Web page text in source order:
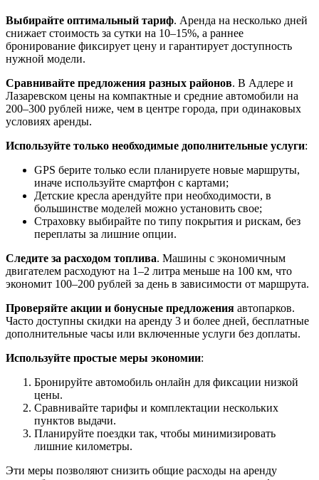
Выбирайте оптимальный тариф. Аренда на несколько дней
снижает стоимость за сутки на 10–15%, а раннее
бронирование фиксирует цену и гарантирует доступность
нужной модели.
Сравнивайте предложения разных районов. В Адлере и
Лазаревском цены на компактные и средние автомобили на
200–300 рублей ниже, чем в центре города, при одинаковых
условиях аренды.
Используйте только необходимые дополнительные услуги:
GPS берите только если планируете новые маршруты,
иначе используйте смартфон с картами;
Детские кресла арендуйте при необходимости, в
большинстве моделей можно установить свое;
Страховку выбирайте по типу покрытия и рискам, без
переплаты за лишние опции.
Следите за расходом топлива. Машины с экономичным
двигателем расходуют на 1–2 литра меньше на 100 км, что
экономит 100–200 рублей за день в зависимости от маршрута.
Проверяйте акции и бонусные предложения автопарков.
Часто доступны скидки на аренду 3 и более дней, бесплатные
дополнительные часы или включенные услуги без доплаты.
Используйте простые меры экономии:
Бронируйте автомобиль онлайн для фиксации низкой
цены.
Сравнивайте тарифы и комплектации нескольких
пунктов выдачи.
Планируйте поездки так, чтобы минимизировать
лишние километры.
Эти меры позволяют снизить общие расходы на аренду